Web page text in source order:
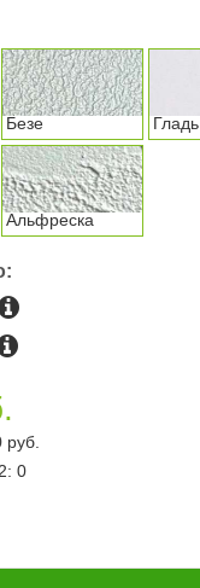
Безе Гладь
Альфреска
руб.
: 0